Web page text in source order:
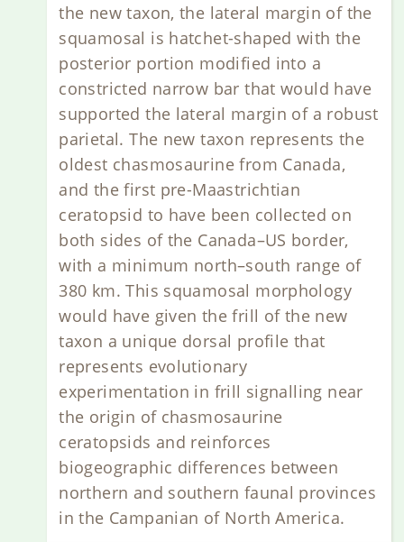
the new taxon, the lateral margin of the
squamosal is hatchet-shaped with the
posterior portion modified into a
constricted narrow bar that would have
supported the lateral margin of a robust
parietal. The new taxon represents the
oldest chasmosaurine from Canada,
and the first pre-Maastrichtian
ceratopsid to have been collected on
both sides of the Canada–US border,
with a minimum north–south range of
380 km. This squamosal morphology
would have given the frill of the new
taxon a unique dorsal profile that
represents evolutionary
experimentation in frill signalling near
the origin of chasmosaurine
ceratopsids and reinforces
biogeographic differences between
northern and southern faunal provinces
in the Campanian of North America.